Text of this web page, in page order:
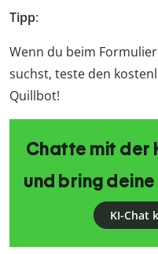
Tipp:
Wenn du beim
suchst, teste den
Quillbot!
Chatte mit der
und bring
KI-Chat